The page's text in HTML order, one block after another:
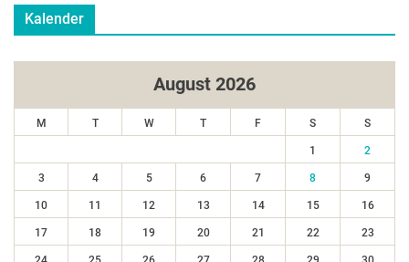
Kalender
August 2026
M T W T F S S
1 2
3 4 5 6 7 8 9
10 11 12 13 14 15 16
17 18 19 20 21 22 23